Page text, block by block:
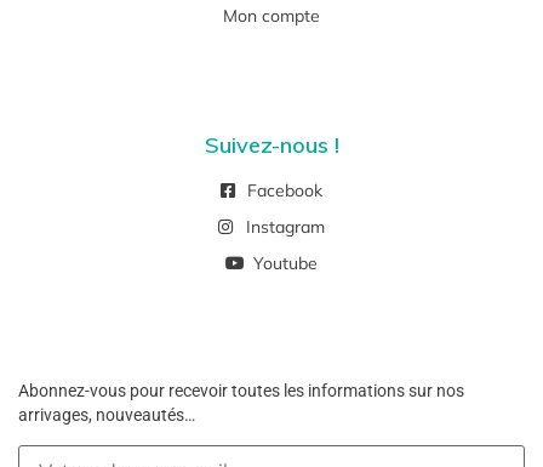
Mon compte
Suivez-nous !
Facebook
Instagram
Youtube
Abonnez-vous pour recevoir toutes les informations sur nos
arrivages, nouveautés…